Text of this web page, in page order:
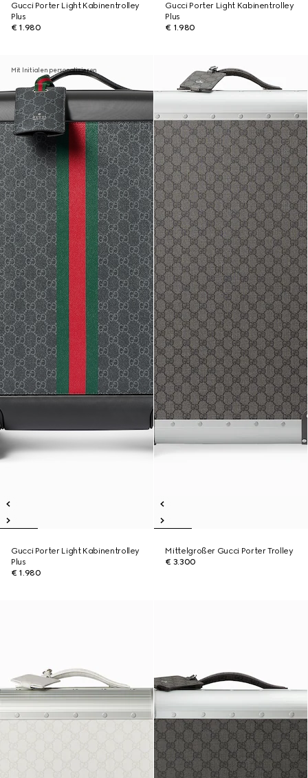
Gucci Porter Light Kabinentrolley
Plus
€ 1.980
Gucci Porter Light Kabinentrolley
Plus
€ 1.980
Mit Initialen personalisieren
Gucci Porter Light Kabinentrolley
Plus
€ 1.980
Mittelgroßer Gucci Porter Trolley
€ 3.300